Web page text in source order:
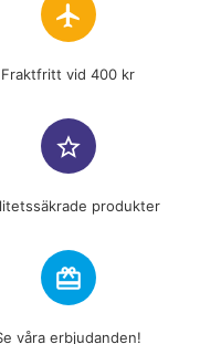
flight
Fraktfritt vid 400 kr
star_border
produkter
redeem
våra erbjudanden!